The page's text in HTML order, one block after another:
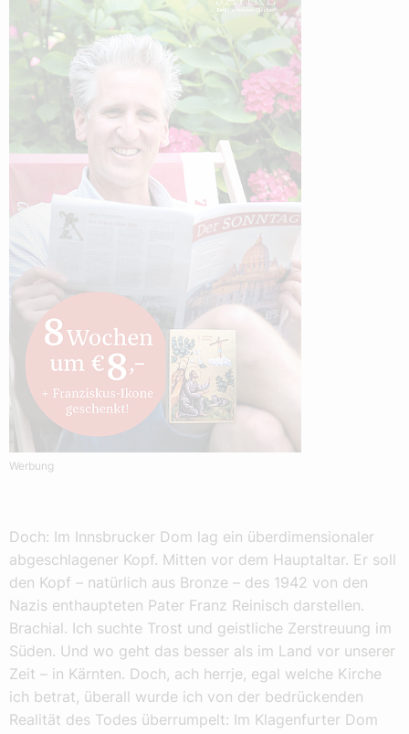
Werbung
Doch: Im Innsbrucker Dom lag ein überdimensionaler
abgeschlagener Kopf. Mitten vor dem Hauptaltar. Er soll
den Kopf – natürlich aus Bronze – des 1942 von den
Nazis enthaupteten Pater Franz Reinisch darstellen.
Brachial. Ich suchte Trost und geistliche Zerstreuung im
Süden. Und wo geht das besser als im Land vor unserer
Zeit – in Kärnten. Doch, ach herrje, egal welche Kirche
ich betrat, überall wurde ich von der bedrückenden
Realität des Todes überrumpelt: Im Klagenfurter Dom